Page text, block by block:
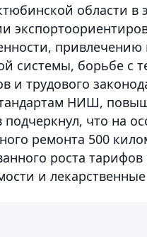
области в
привлечению
системы, борьбе с
и трудового
НИШ,
подчеркнул, что на
ремонта 500
роста
и лекарственные